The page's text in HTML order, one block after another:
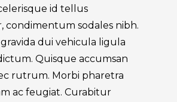
id tellus
condimentum sodales nibh.
dui vehicula ligula
Quisque accumsan
rutrum. Morbi pharetra
ac feugiat. Curabitur